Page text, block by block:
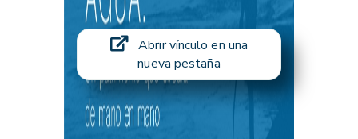
Abrir vínculo en una
nueva pestaña